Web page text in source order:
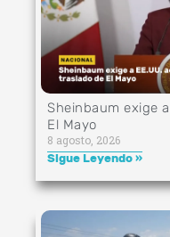
Sheinbaum exige
El Mayo
8 agosto, 2026
Sigue Leyendo »